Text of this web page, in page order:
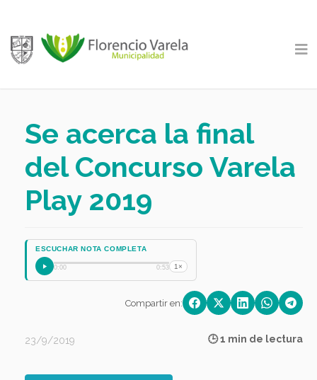
Se acerca la final
del Concurso Varela
Play 2019
ESCUCHAR NOTA COMPLETA
0:00 0:53 1×
Compartir en:
23/9/2019 🕒 1 min de lectura